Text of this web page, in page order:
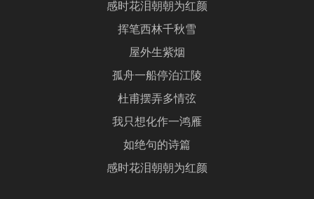
感时花泪朝朝为红颜
挥笔西林千秋雪
屋外生紫烟
孤舟一船停泊江陵
杜甫摆弄多情弦
我只想化作一鸿雁
如绝句的诗篇
感时花泪朝朝为红颜